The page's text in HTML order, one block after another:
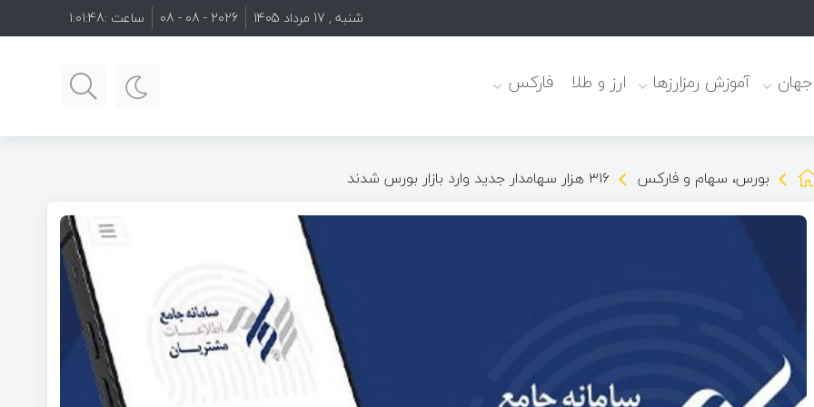
شنبه , 17 مرداد 1405 2026 - 08 - 08 ساعت :1:01:50
جهان آموزش رمزارزها ارز و طلا فارکس
بورس، سهام و فارکس ۳۱۶ هزار سهامدار جدید وارد بازار بورس شدند